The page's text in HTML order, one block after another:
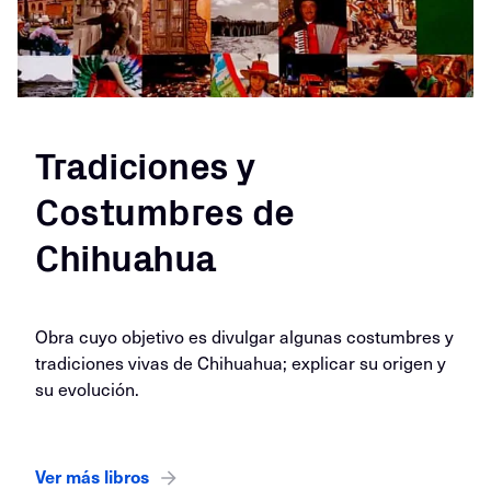
Tradiciones y
Costumbres de
Chihuahua
Obra cuyo objetivo es divulgar algunas costumbres y
tradiciones vivas de Chihuahua; explicar su origen y
su evolución.
Ver más libros